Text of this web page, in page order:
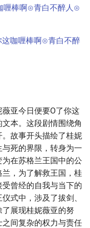
喱棒啊⊙青白不醉人⊙
这咖喱棒啊⊙青白不醉
亚今日便要O了你这
本。这段剧情围绕角
故事开头描绘了桂妮
死的界限，转身为一
在苏格兰王国中的公
，为了解救王国，桂
曾经的自我与当下的
式中，涉及了拔剑、
展现桂妮薇亚的努
间复杂的权力与责任